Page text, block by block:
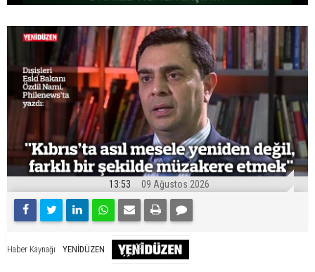
13:53 09 Ağustos 2026
Haber Kaynağı YENİDÜZEN